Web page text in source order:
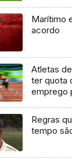
Marítimo
acordo
Atletas
ter quota
emprego
Regras
tempo